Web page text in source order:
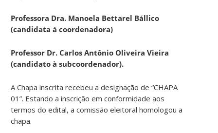
Professora Dra. Manoela Bettarel Bállico
(candidata à coordenadora)
Professor Dr. Carlos Antônio Oliveira Vieira
(candidato à subcoordenador).
A Chapa inscrita recebeu a designação de “CHAPA
01”. Estando a inscrição em conformidade aos
termos do edital, a comissão eleitoral homologou a
chapa.